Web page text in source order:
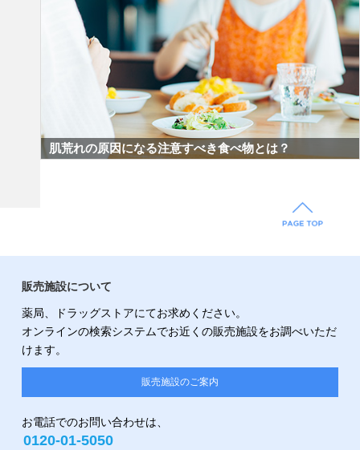
肌荒れの原因になる注意すべき食べ物とは？
販売施設について
薬局、ドラッグストアにてお求めください。
オンラインの検索システムでお近くの販売施設をお調べいただ
けます。
販売施設のご案内
お電話でのお問い合わせは、
0120-01-5050